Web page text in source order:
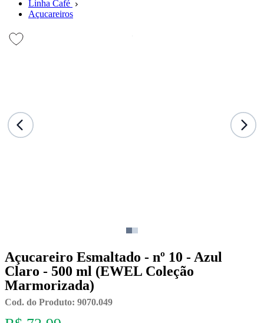
Linha Café
Açucareiros
Açucareiro Esmaltado - nº 10 - Azul
Claro - 500 ml (EWEL Coleção
Marmorizada)
Cod. do Produto: 9070.049